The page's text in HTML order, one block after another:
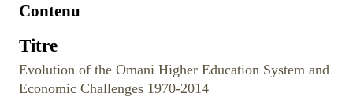
Contenu
Titre
Evolution of the Omani Higher Education System and
Economic Challenges 1970-2014